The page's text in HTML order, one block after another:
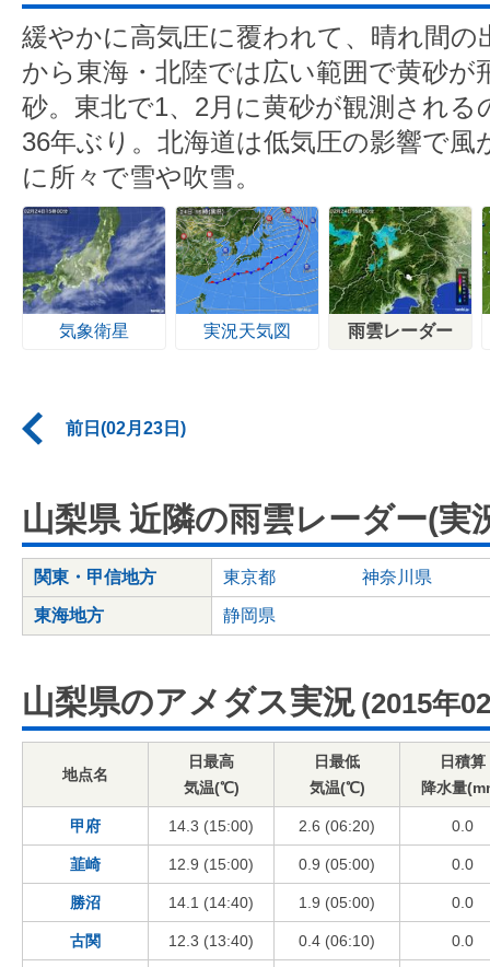
緩やかに高気圧に覆われて、晴れ間の
から東海・北陸では広い範囲で黄砂が
砂。東北で1、2月に黄砂が観測される
36年ぶり。北海道は低気圧の影響で風
に所々で雪や吹雪。
気象衛星 実況天気図 雨雲レーダー
前日(02月23日)
山梨県 近隣の雨雲レーダー(実
関東・甲信地方 東京都 神奈川県
東海地方 静岡県
山梨県のアメダス実況 (2015年
地点名
日最高
気温(℃)
日最低
気温(℃)
日積算
降水量
甲府 14.3 (15:00) 2.6 (06:20) 0.0
韮崎 12.9 (15:00) 0.9 (05:00) 0.0
勝沼 14.1 (14:40) 1.9 (05:00) 0.0
古関 12.3 (13:40) 0.4 (06:10) 0.0